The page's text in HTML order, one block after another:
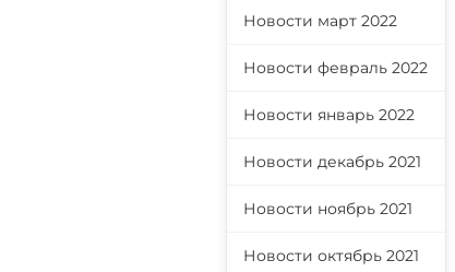
Новости март 2022
Новости февраль 2022
Новости январь 2022
Новости декабрь 2021
Новости ноябрь 2021
Новости октябрь 2021